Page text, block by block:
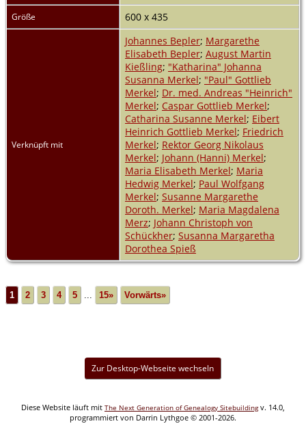
Größe 600 x 435
Verknüpft mit
Johannes Bepler; Margarethe
Elisabeth Bepler; August Martin
Kießling; "Katharina" Johanna
Susanna Merkel; "Paul" Gottlieb
Merkel; Dr. med. Andreas "Heinrich"
Merkel; Caspar Gottlieb Merkel;
Catharina Susanne Merkel; Eibert
Heinrich Gottlieb Merkel; Friedrich
Merkel; Rektor Georg Nikolaus
Merkel; Johann (Hanni) Merkel;
Maria Elisabeth Merkel; Maria
Hedwig Merkel; Paul Wolfgang
Merkel; Susanne Margarethe
Doroth. Merkel; Maria Magdalena
Merz; Johann Christoph von
Schückher; Susanna Margaretha
Dorothea Spieß
1 2 3 4 5 ... 15» Vorwärts»
Zur Desktop-Webseite wechseln
Diese Website läuft mit The Next Generation of Genealogy Sitebuildingv. 14.0,
programmiert von Darrin Lythgoe © 2001-2026.